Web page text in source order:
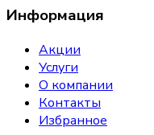
Информация
Акции
Услуги
О компании
Контакты
Избранное